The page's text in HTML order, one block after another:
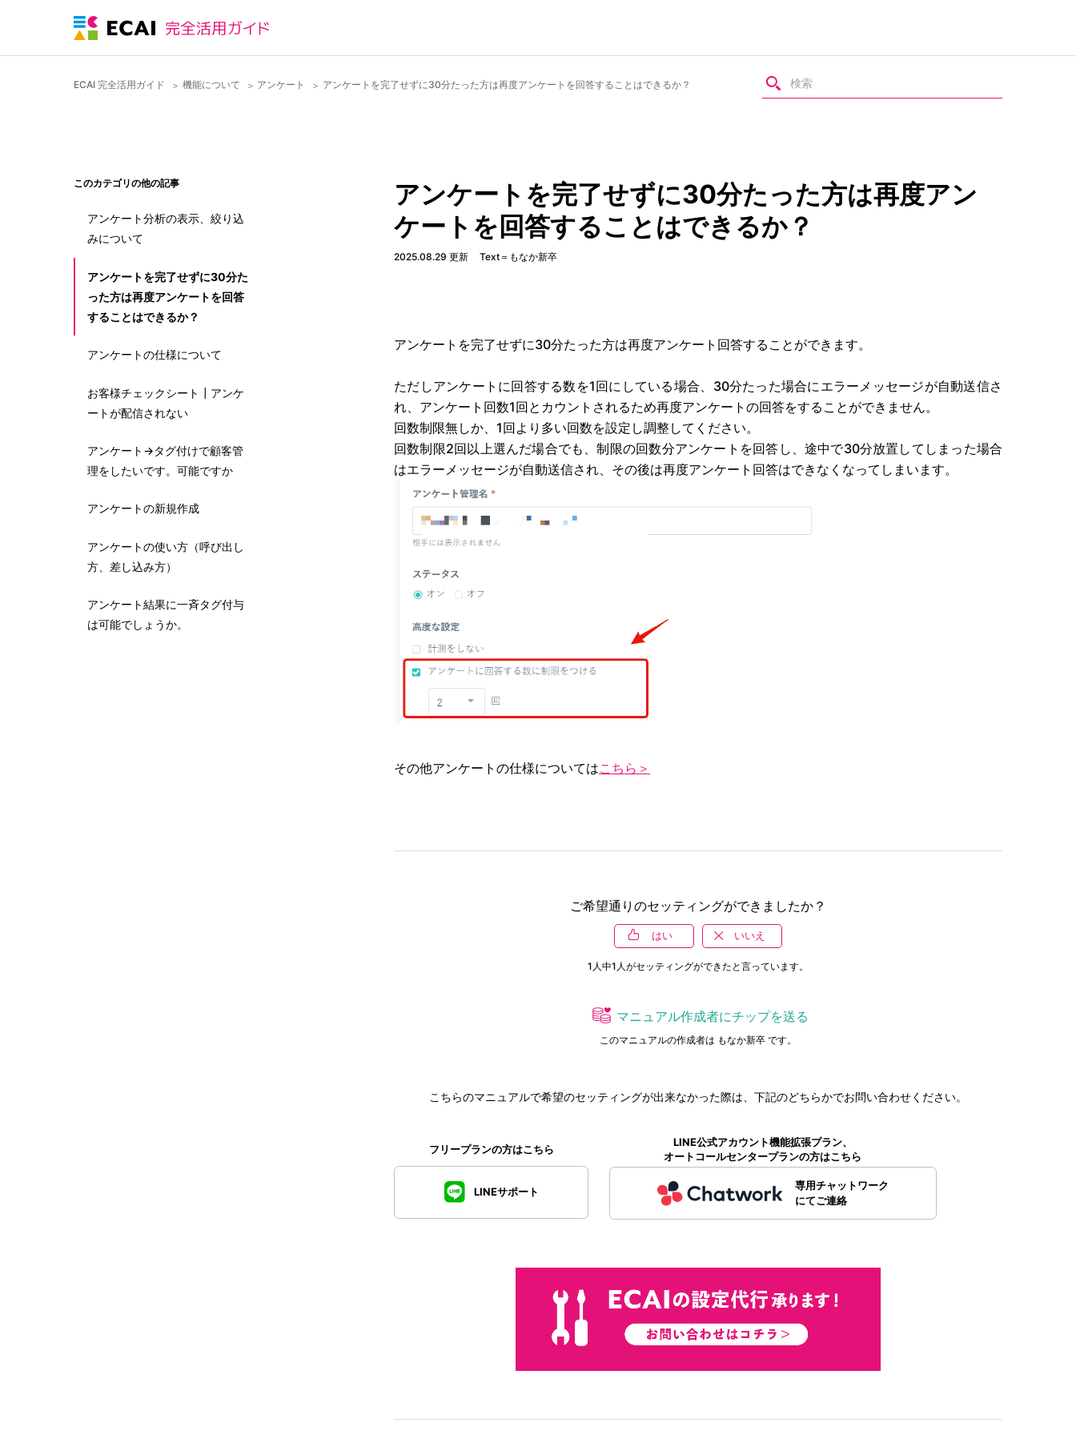
ECAI 完全活用ガイド 機能について アンケート アンケートを完了せずに30分たった方は再度アンケートを回答することはできるか？
アンケートを完了せずに30分たった方は再度アン
ケートを回答することはできるか？
2025.08.29 更新 Text＝もなか新卒
アンケートを完了せずに30分たった方は再度アンケート回答することができます。
ただしアンケートに回答する数を1回にしている場合、30分たった場合にエラーメッセージが自動送信さ
れ、アンケート回数1回とカウントされるため再度アンケートの回答をすることができません。
回数制限無しか、1回より多い回数を設定し調整してください。
回数制限2回以上選んだ場合でも、制限の回数分アンケートを回答し、途中で30分放置してしまった場合
はエラーメッセージが自動送信され、その後は再度アンケート回答はできなくなってしまいます。
その他アンケートの仕様についてはこちら＞
ご希望通りのセッティングができましたか？
はい いいえ
1 人中1 人がセッティングができたと言っています。
マニュアル作成者にチップを送る
このマニュアルの作成者は もなか新卒 です。
こちらのマニュアルで希望のセッティングが出来なかった際は、下記のどちらかでお問い合わせください。
フリープランの方はこちら
LINEサポート
LINE公式アカウント機能拡張プラン、
オートコールセンタープランの方はこちら
専用チャットワーク
にてご連絡
このカテゴリの他の記事
アンケート分析の表示、絞り込
みについて
アンケートを完了せずに30分た
った方は再度アンケートを回答
することはできるか？
アンケートの仕様について
お客様チェックシート┃アンケ
ートが配信されない
アンケート→タグ付けで顧客管
理をしたいです。可能ですか
アンケートの新規作成
アンケートの使い方（呼び出し
方、差し込み方）
アンケート結果に一斉タグ付与
は可能でしょうか。